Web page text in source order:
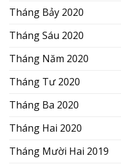
Tháng Bảy 2020
Tháng Sáu 2020
Tháng Năm 2020
Tháng Tư 2020
Tháng Ba 2020
Tháng Hai 2020
Tháng Mười Hai 2019